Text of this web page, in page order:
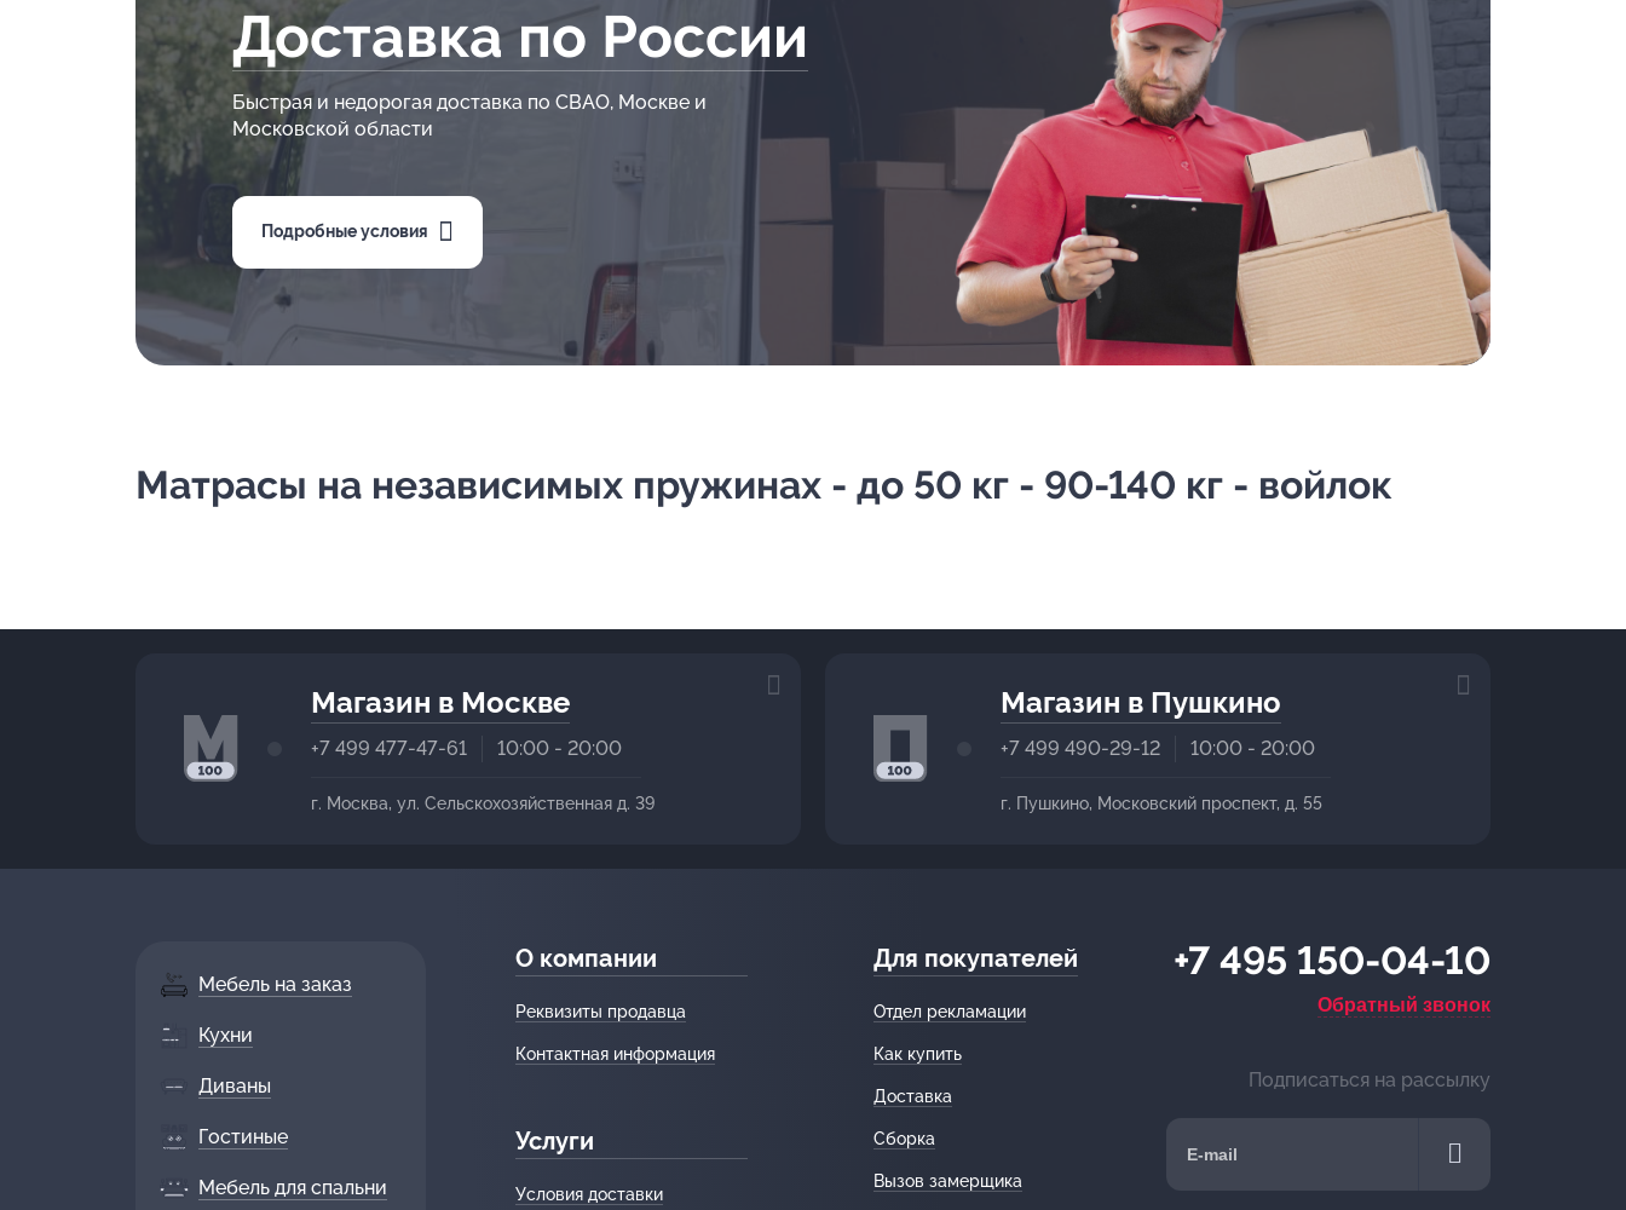
Доставка по России
Быстрая и недорогая доставка по СВАО, Москве и
Московской области
Подробные условия
Матрасы на независимых пружинах - до 50 кг - 90-140 кг - войлок
Магазин в Москве
+7 499 477-47-61 10:00 - 20:00
г. Москва, ул. Сельскохозяйственная д. 39
Магазин в Пушкино
+7 499 490-29-12 10:00 - 20:00
г. Пушкино, Московский проспект, д. 55
Мебель на заказ
Кухни
Диваны
Гостиные
Мебель для спальни
О компании
Реквизиты продавца
Контактная информация
Услуги
Условия доставки
Для покупателей
Отдел рекламации
Как купить
Доставка
Сборка
Вызов замерщика
+7 495 150-04-10
Обратный звонок
Подписаться на рассылку